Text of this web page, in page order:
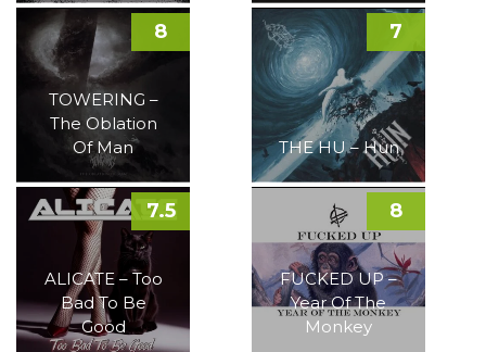
TOWERING –
The Oblation
Of Man
8
THE HU – Hun
7
ALICATE – Too
Bad To Be
Good
7.5
FUCKED UP –
Year Of The
Monkey
8